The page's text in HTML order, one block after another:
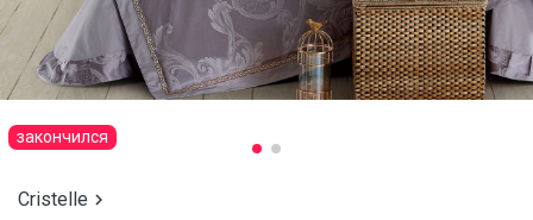
закончился
Cristelle 